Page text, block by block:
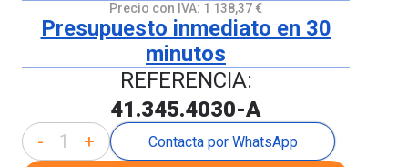
Precio con IVA: 1 138,37 €
Presupuesto inmediato en 30
minutos
REFERENCIA:
41.345.4030-A
- + Contacta por WhatsApp